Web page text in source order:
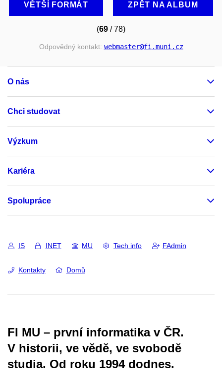
VĚTŠÍ FORMÁT ZPĚT NA ALBUM
(69 / 78)
Odpovědný kontakt: webmaster@fi.muni.cz
O nás
Chci studovat
Výzkum
Kariéra
Spolupráce
IS INET MU Tech info FAdmin
Kontakty Domů
FI MU – první informatika v ČR.
V historii, ve vědě, ve svobodě
studia. Od roku 1994 dodnes.